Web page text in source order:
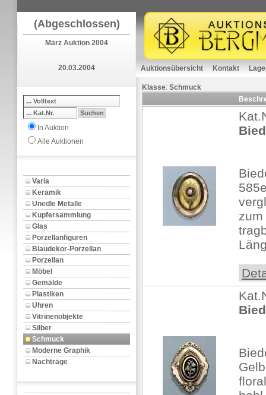
(Abgeschlossen)
März Auktion 2004
20.03.2004
In Auktion
Alle Auktionen
Varia
Keramik
Unedle Metalle
Kupfersammlung
Glas
Porzellanfiguren
Blaudekor-Porzellan
Porzellan
Möbel
Gemälde
Plastiken
Uhren
Vitrinenobjekte
Silber
Schmuck
Moderne Graphik
Nachträge
Auktionsübersicht Kontakt
Klasse: Schmuck